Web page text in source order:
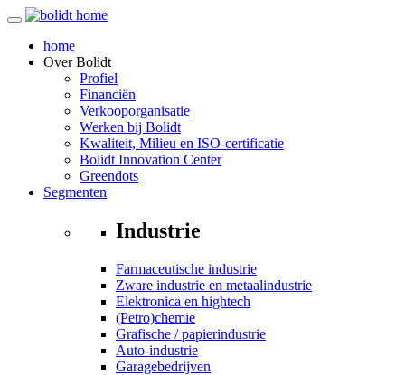
home
OverBolidt
Profiel
Financiën
Verkooporganisatie
Werken bij Bolidt
Kwaliteit, Milieu en ISO-certificatie
Bolidt Innovation Center
Greendots
Segmenten
Industrie
Farmaceutische industrie
Zware industrie en metaalindustrie
Elektronica en hightech
(Petro)chemie
Grafische / papierindustrie
Auto-industrie
Garagebedrijven